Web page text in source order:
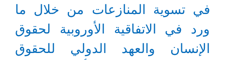
في تسوية المنازعات من خلال ما
ورد في الاتفاقية الأوروبية لحقوق
الإنسان والعهد الدولي للحقوق